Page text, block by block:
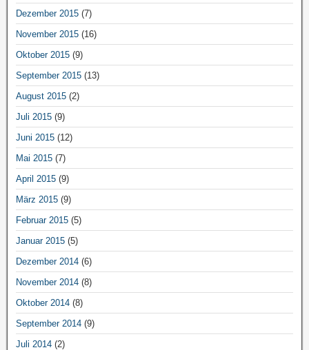
Dezember 2015 (7)
November 2015 (16)
Oktober 2015 (9)
September 2015 (13)
August 2015 (2)
Juli 2015 (9)
Juni 2015 (12)
Mai 2015 (7)
April 2015 (9)
März 2015 (9)
Februar 2015 (5)
Januar 2015 (5)
Dezember 2014 (6)
November 2014 (8)
Oktober 2014 (8)
September 2014 (9)
Juli 2014 (2)